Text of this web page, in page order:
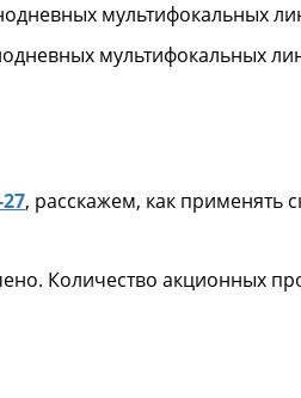
мультифокальных
мультифокальных
, расскажем, как применять
Количество акционных